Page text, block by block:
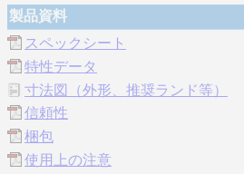
製品資料
スペックシート
特性データ
寸法図（外形、推奨ランド等）
信頼性
梱包
使用上の注意